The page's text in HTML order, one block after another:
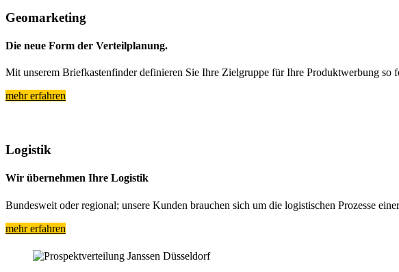
Geomarketing
Die neue Form der Verteilplanung.
Mit unserem Briefkastenfinder definieren Sie Ihre Zielgruppe für Ihre Produktwerbung
mehr erfahren
Logistik
Wir übernehmen Ihre Logistik
Bundesweit oder regional; unsere Kunden brauchen sich um die logistischen Prozesse
mehr erfahren